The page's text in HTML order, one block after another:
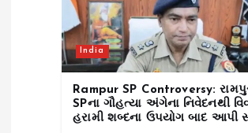
India
Rampur SP Controversy:
SPના ગૌહત્યા અંગેના નિવેદનથી
હરામી શબ્દના ઉપયોગ બાદ આપી